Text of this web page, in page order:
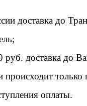
доставка до
доставка до
происходит
оплаты.